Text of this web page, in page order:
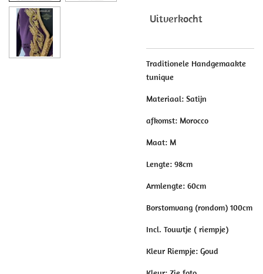
Uitverkocht
Traditionele Handgemaakte
tunique
Materiaal: Satijn
afkomst: Morocco
Maat: M
Lengte: 98cm
Armlengte: 60cm
Borstomvang (rondom) 100cm
Incl. Touwtje ( riempje)
Kleur Riempje: Goud